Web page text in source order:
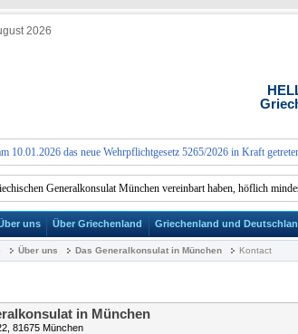
2026
das neue Wehrpflichtgesetz 5265/2026 in Kraft getreten
Generalkonsulat München vereinbart haben, höflich
uns Über Griechenland Griechenland und
Über uns Das Generalkonsulat in München Kontact
in München
81675 München